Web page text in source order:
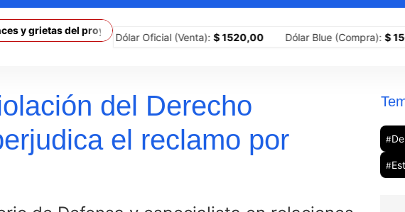
y grietas del proyecto para refundar el Banco Central Experimento Villa Allende:
$ 1470,00 Dólar Oficial (Venta):$ 1520,00 Dólar Blue (Compra):$ 1505,00
del Derecho
el reclamo por
#
#